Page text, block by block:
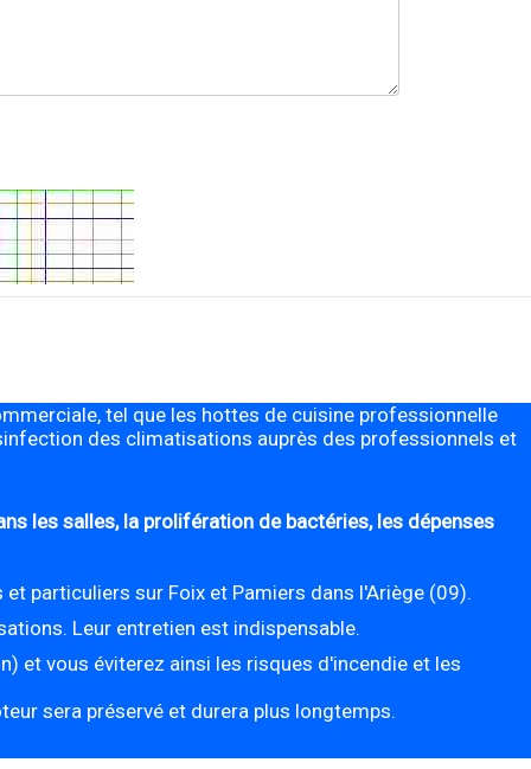
tel que les hottes de cuisine professionnelle
des climatisations auprès des professionnels et
les salles, la prolifération de bactéries, les dépenses
particuliers sur Foix et Pamiers dans l'Ariège (09).
Leur entretien est indispensable.
et vous éviterez ainsi les risques d'incendie et les
sera préservé et durera plus longtemps.